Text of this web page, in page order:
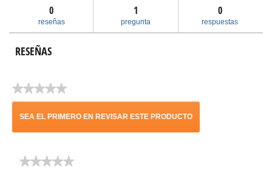
de
mano
de
tamaño
de
pulg.
0
reseñas
1
pregunta
0
respuestas
RESEÑAS
★★★★★
Sin
SEA EL PRIMERO EN REVISAR ESTE PRODUCTO
Con
★★★★★
★★★★★